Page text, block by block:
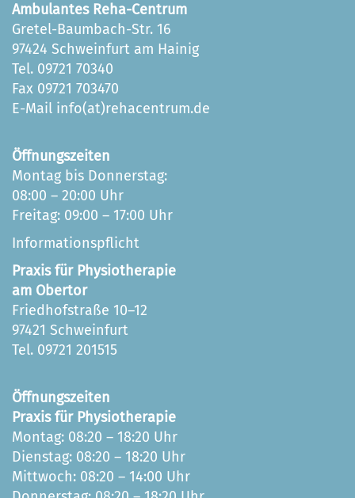
Ambulantes Reha-Centrum
Gretel-Baumbach-Str. 16
97424 Schweinfurt am Hainig
Tel. 09721 70340
Fax 09721 703470
E-Mail info(at)rehacentrum.de
Öffnungszeiten
Montag bis Donnerstag:
08:00 – 20:00 Uhr
Freitag: 09:00 – 17:00 Uhr
Informationspflicht
Praxis für Physiotherapie
am Obertor
Friedhofstraße 10–12
97421 Schweinfurt
Tel. 09721 201515
Öffnungszeiten
Praxis für Physiotherapie
Montag: 08:20 – 18:20 Uhr
Dienstag: 08:20 – 18:20 Uhr
Mittwoch: 08:20 – 14:00 Uhr